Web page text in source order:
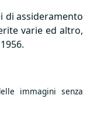
di assideramento
varie ed altro,
immagini senza